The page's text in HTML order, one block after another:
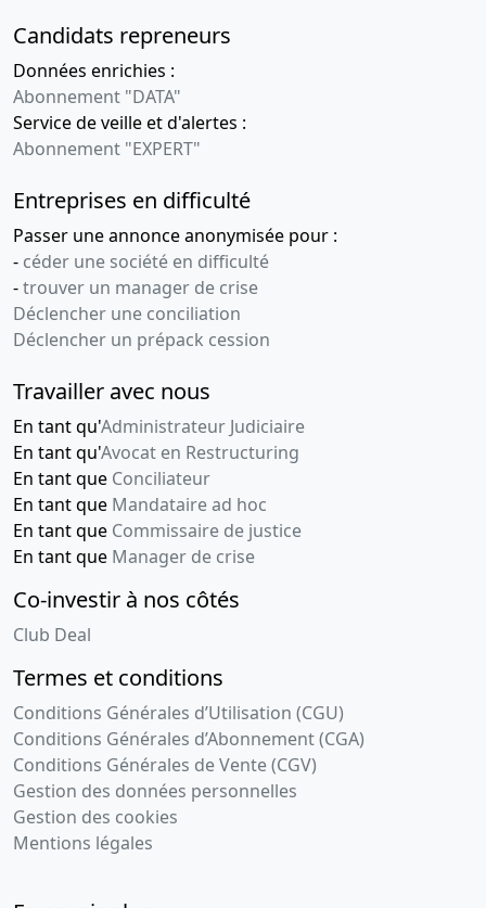
Candidats repreneurs
Données enrichies :
Abonnement "DATA"
Service de veille et d'alertes :
Abonnement "EXPERT"
Entreprises en difficulté
Passer une annonce anonymisée pour :
- céder une société en difficulté
-trouver un manager de crise
Déclencher une conciliation
Déclencher un prépack cession
Travailler avec nous
En tant qu'Administrateur Judiciaire
En tant qu'Avocat en Restructuring
En tant que Conciliateur
En tant que Mandataire ad hoc
En tant que Commissaire de justice
En tant que Manager de crise
Co-investir à nos côtés
Club Deal
Termes et conditions
Conditions Générales d’Utilisation (CGU)
Conditions Générales d’Abonnement (CGA)
Conditions Générales de Vente (CGV)
Gestion des données personnelles
Gestion des cookies
Mentions légales